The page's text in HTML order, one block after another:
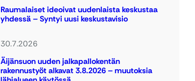
Raumalaiset ideoivat uudenlaista keskustaa
yhdessä – Syntyi uusi keskustavisio
30.7.2026
Äijänsuon uuden jalkapallokentän
rakennustyöt alkavat 3.8.2026 – muutoksia